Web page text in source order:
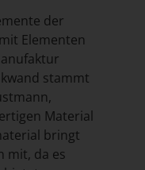
der
Elementen
stammt
Material
bringt
mit, da es